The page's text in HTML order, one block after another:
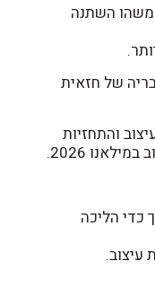
השתנה
של חזאית
והתחזיות
2026.
כדי הליכה
עיצוב.